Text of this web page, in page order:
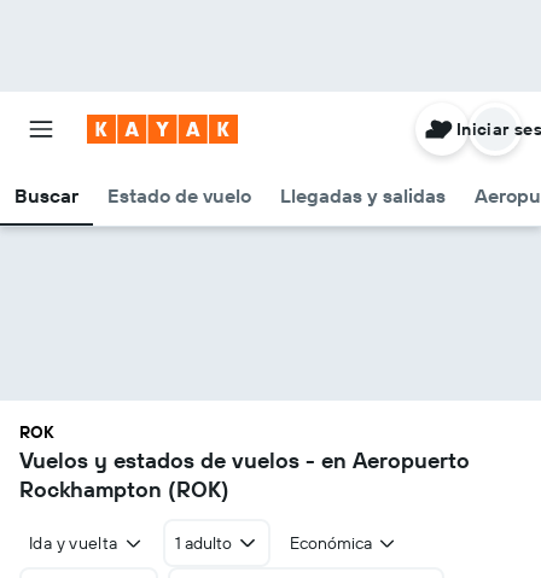
Buscar Estado de vuelo Llegadas y salidas
Iniciar
ROK
Vuelos y estados de vuelos - en Aeropuerto
Rockhampton (ROK)
Ida y vuelta 1 adulto Económica